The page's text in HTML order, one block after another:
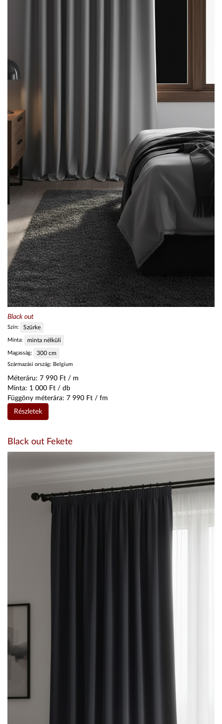
Black out
Szín: Szürke
Minta: minta nélküli
Magasság: 300 cm
Származási ország: Belgium
Méteráru: 7 990 Ft / m
Minta: 1 000 Ft / db
Függöny méterára: 7 990 Ft / fm
Részletek
Black out Fekete